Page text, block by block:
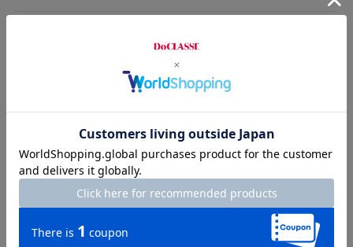
4レビュー
2026.08.02
由美子さん 身長160cm 体型普通
カラー：グリーン・パターン